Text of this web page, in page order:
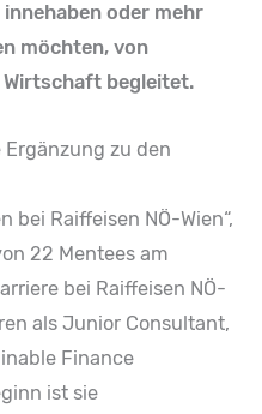
oder mehr
möchten, von
begleitet.
Ergänzung zu den
Raiffeisen NÖ-Wien“,
22 Mentees am
bei Raiffeisen NÖ-
als Junior Consultant,
Finance
ist sie